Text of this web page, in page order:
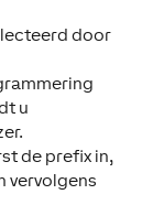
door
u
de prefix in,
vervolgens